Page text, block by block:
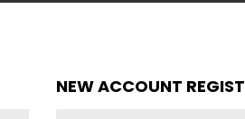
NEW ACCOUNT